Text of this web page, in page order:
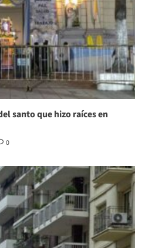
santo que hizo raíces en
0